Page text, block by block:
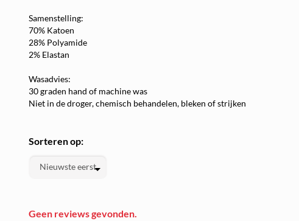
Samenstelling:
70% Katoen
28% Polyamide
2% Elastan
Wasadvies:
30 graden hand of machine was
Niet in de droger, chemisch behandelen, bleken of strijken
Sorteren op:
Geen reviews gevonden.